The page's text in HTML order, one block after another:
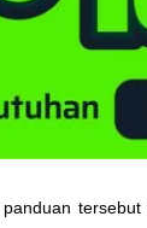
panduan tersebut